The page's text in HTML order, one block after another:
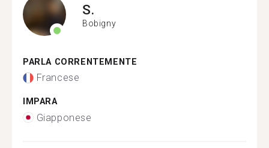
S.
Bobigny
PARLA CORRENTEMENTE
Francese
IMPARA
Giapponese